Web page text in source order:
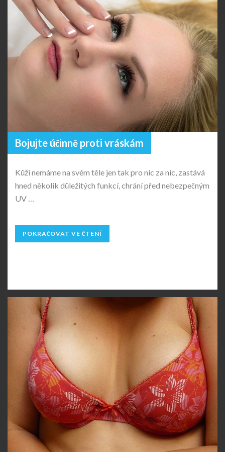
Bojujte účinně proti vráskám
Kůži nemáme na svém těle jen tak pro nic za nic, zastává
hned několik důležitých funkcí, chrání před nebezpečným
UV …
POKRAČOVAT VE ČTENÍ